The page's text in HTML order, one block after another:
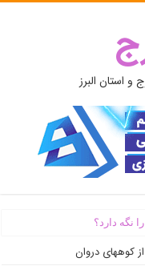
و استان البرز
نگه دارد؟
کوههای دروان